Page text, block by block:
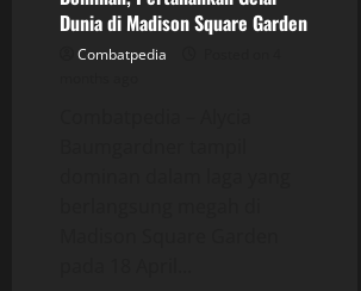
Dunia di Madison Square Garden
Combatpedia